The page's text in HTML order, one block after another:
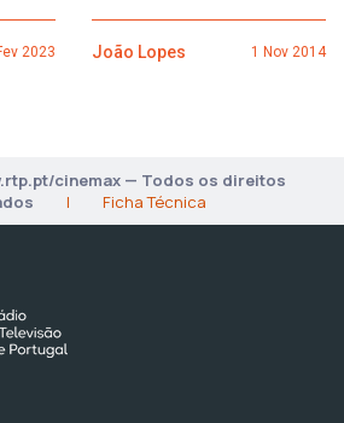
2023 João Lopes 1 Nov 2014
cinemax — Todos os direitos
| Ficha Técnica